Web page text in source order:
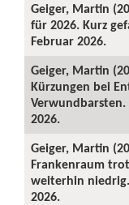
Geiger, Martin
für 2026. Kurz
Februar 2026.
Geiger, Martin
Kürzungen bei
2026.
Geiger, Martin
Frankenraum
weiterhin
2026.